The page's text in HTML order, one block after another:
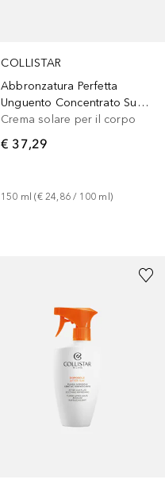
COLLISTAR
Abbronzatura Perfetta
Unguento Concentrato Superabbronzante Spf10
Crema solare per il corpo
€ 37,29
150 ml (€ 24,86 / 100 ml )